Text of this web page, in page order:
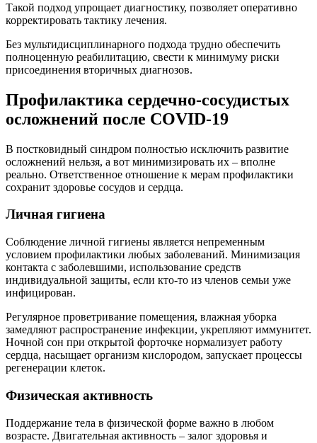
Такой подход упрощает диагностику, позволяет оперативно
корректировать тактику лечения.
Без мультидисциплинарного подхода трудно обеспечить
полноценную реабилитацию, свести к минимуму риски
присоединения вторичных диагнозов.
Профилактика сердечно-сосудистых
осложнений после COVID-19
В постковидный синдром полностью исключить развитие
осложнений нельзя, а вот минимизировать их – вполне
реально. Ответственное отношение к мерам профилактики
сохранит здоровье сосудов и сердца.
Личная гигиена
Соблюдение личной гигиены является непременным
условием профилактики любых заболеваний. Минимизация
контакта с заболевшими, использование средств
индивидуальной защиты, если кто-то из членов семьи уже
инфицирован.
Регулярное проветривание помещения, влажная уборка
замедляют распространение инфекции, укрепляют иммунитет.
Ночной сон при открытой форточке нормализует работу
сердца, насыщает организм кислородом, запускает процессы
регенерации клеток.
Физическая активность
Поддержание тела в физической форме важно в любом
возрасте. Двигательная активность – залог здоровья и